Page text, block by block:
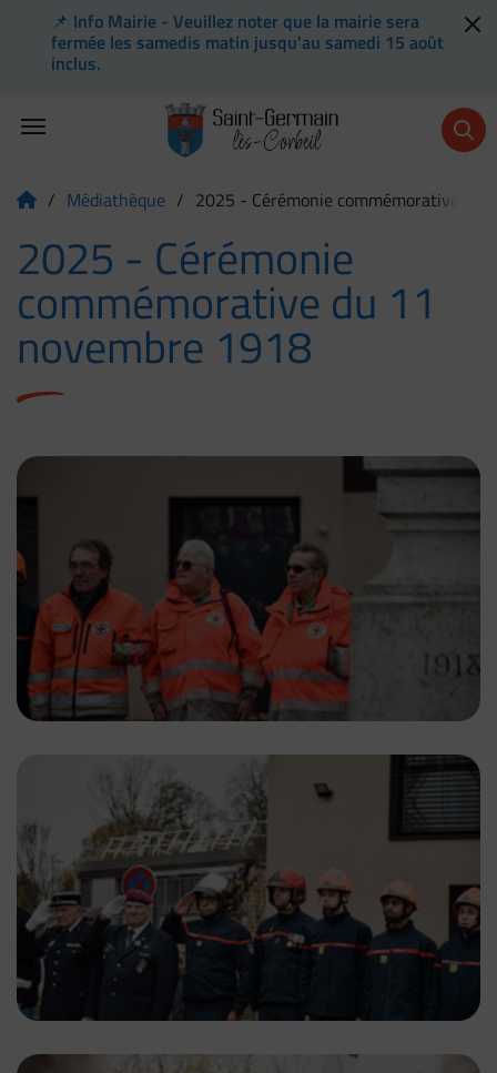
Flash info
📌 Info Mairie - Veuillez noter que la mairie sera
fermée les samedis matin jusqu'au samedi 15 août
inclus.
Retour à l'accueil
Page d'accueil du site
/ Médiathèque / 2025 - Cérémonie commémorative du
2025 - Cérémonie
commémorative du 11
novembre 1918